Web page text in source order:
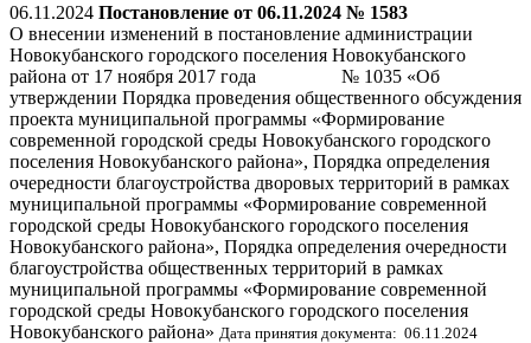
06.11.2024 Постановление от 06.11.2024 № 1583
О внесении изменений в постановление администрации
Новокубанского городского поселения Новокубанского
района от 17 ноября 2017 года № 1035 «Об
утверждении Порядка проведения общественного обсуждения
проекта муниципальной программы «Формирование
современной городской среды Новокубанского городского
поселения Новокубанского района», Порядка определения
очередности благоустройства дворовых территорий в рамках
муниципальной программы «Формирование современной
городской среды Новокубанского городского поселения
Новокубанского района», Порядка определения очередности
благоустройства общественных территорий в рамках
муниципальной программы «Формирование современной
городской среды Новокубанского городского поселения
Новокубанского района» Дата принятия документа: 06.11.2024